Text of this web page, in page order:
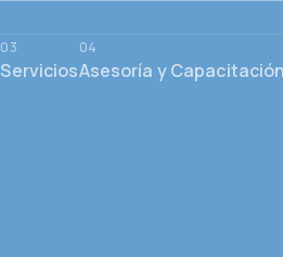
ServiciosAsesoría y Capacitación